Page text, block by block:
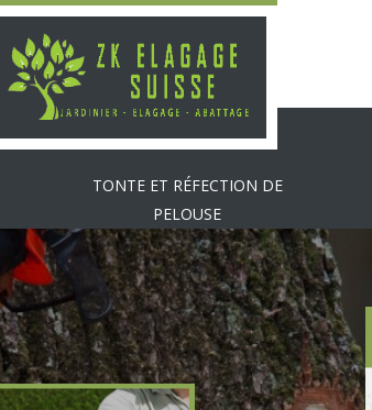
TONTE ET RÉFECTION DE
PELOUSE